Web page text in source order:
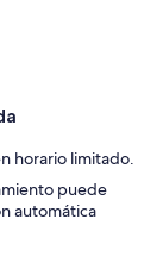
horario limitado.
puede
automática